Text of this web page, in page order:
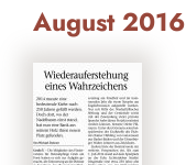
August 2016